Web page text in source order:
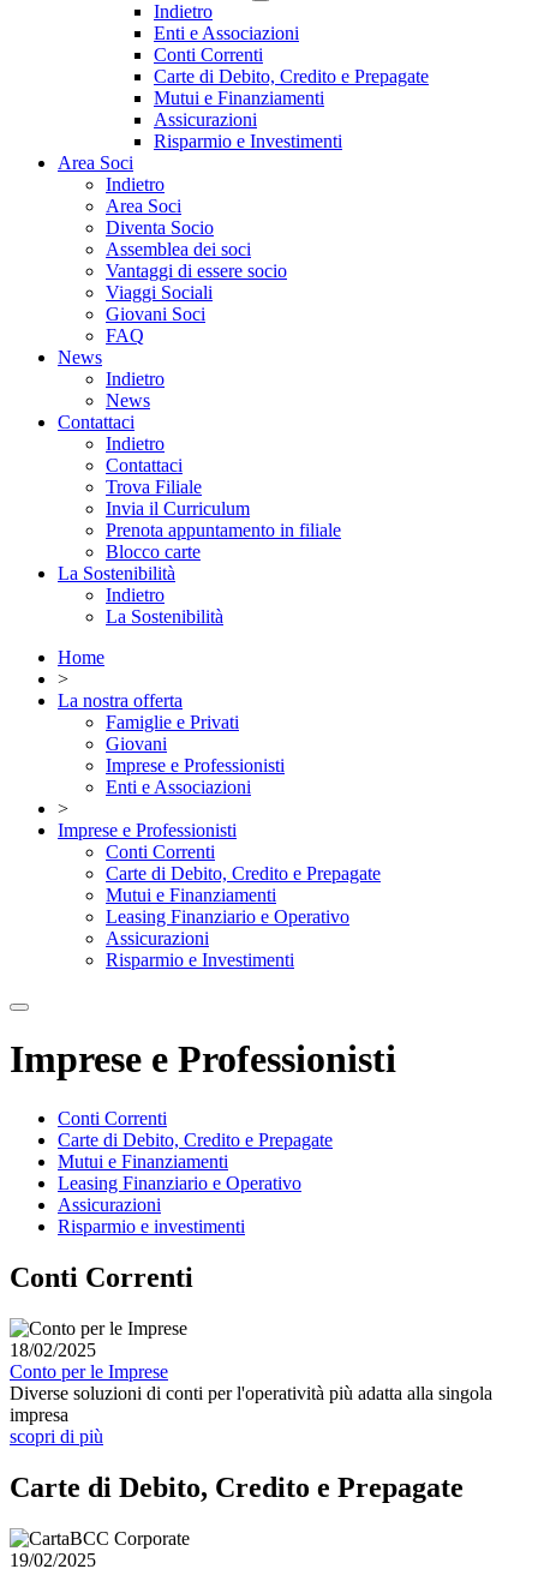
Indietro
Enti e Associazioni
Conti Correnti
Carte di Debito, Credito e Prepagate
Mutui e Finanziamenti
Assicurazioni
Risparmio e Investimenti
Area Soci
Indietro
Area Soci
Diventa Socio
Assemblea dei soci
Vantaggi di essere socio
Viaggi Sociali
Giovani Soci
FAQ
News
Indietro
News
Contattaci
Indietro
Contattaci
Trova Filiale
Invia il Curriculum
Prenota appuntamento in filiale
Blocco carte
La Sostenibilità
Indietro
La Sostenibilità
Home
>
La nostra offerta
Famiglie e Privati
Giovani
Imprese e Professionisti
Enti e Associazioni
>
Imprese e Professionisti
Conti Correnti
Carte di Debito, Credito e Prepagate
Mutui e Finanziamenti
Leasing Finanziario e Operativo
Assicurazioni
Risparmio e Investimenti
Imprese e Professionisti
Conti Correnti
Carte di Debito, Credito e Prepagate
Mutui e Finanziamenti
Leasing Finanziario e Operativo
Assicurazioni
Risparmio e investimenti
Conti Correnti
18/02/2025
Conto per le Imprese
Diverse soluzioni di conti per l'operatività più adatta alla singola
impresa
scopri di più
Carte di Debito, Credito e Prepagate
19/02/2025